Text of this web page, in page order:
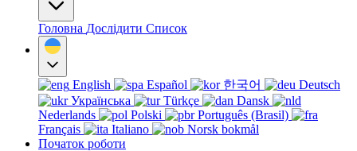
Головна Дослідити Список
English Español 한국어
Deutsch
Українська
Türkçe
Dansk
Nederlands
Polski
Português (Brasil)
Français
Italiano
Norsk bokmål
Початок роботи